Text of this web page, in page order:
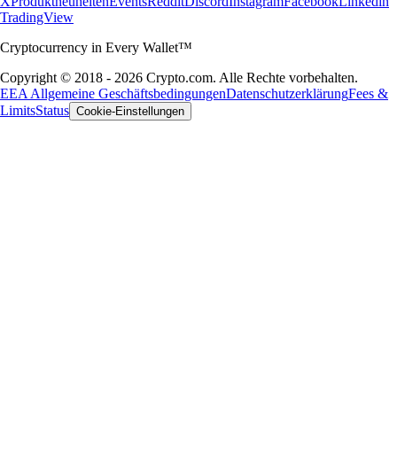
TradingView
Cryptocurrency in Every Wallet™
Copyright © 2018 - 2026 Crypto.com. Alle Rechte vorbehalten.
EEA Allgemeine GeschäftsbedingungenDatenschutzerklärungFees &
LimitsStatus Cookie-Einstellungen